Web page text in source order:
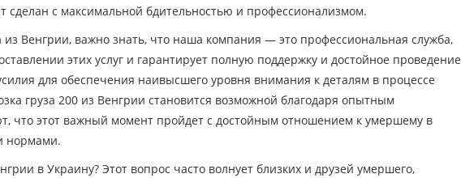
сделан с максимальной бдительностью и профессионализмом.
Венгрии, важно знать, что наша компания — это профессиональная служба,
этих услуг и гарантирует полную поддержку и достойное проведение
для обеспечения наивысшего уровня внимания к деталям в процессе
груза 200 из Венгрии становится возможной благодаря опытным
что этот важный момент пройдет с достойным отношением к умершему в
нормами.
в Украину? Этот вопрос часто волнует близких и друзей умершего,